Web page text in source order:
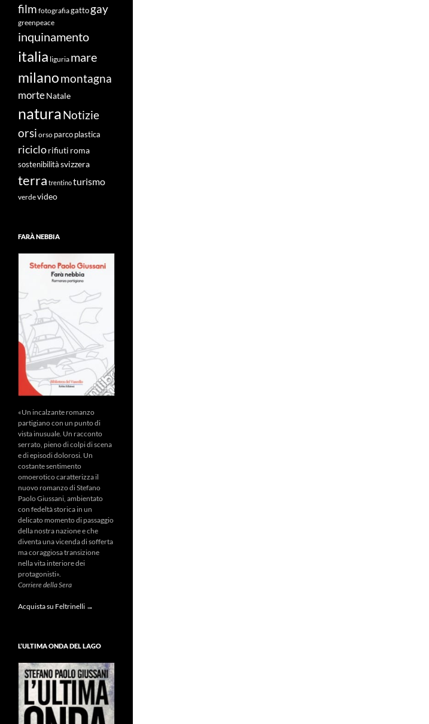
film fotografiagatto gay
greenpeace
inquinamento
italia liguria mare
milanomontagna
morteNatale
naturaNotizie
orsi orso parco plastica
riciclorifiuti roma
sostenibilità svizzera
terra trentinoturismo
verdevideo
FARÀ NEBBIA
«Un incalzante romanzo
partigiano con un punto di
vista inusuale. Un racconto
serrato, pieno di colpi di scena
e di episodi dolorosi. Un
costante sentimento
omoerotico caratterizza il
nuovo romanzo di Stefano
Paolo Giussani, ambientato
con fedeltà storica in un
delicato momento di passaggio
della nostra nazione e che
diventa una vicenda di sofferta
ma coraggiosa transizione
nella vita interiore dei
protagonisti».
Corriere della Sera
Acquista su Feltrinelli →
L’ULTIMA ONDA DEL LAGO